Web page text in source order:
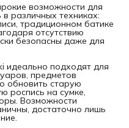
возможности для
различных техниках:
традиционном батике
отсутствию
безопасны даже для
идеально подходят для
предметов
обновить старую
роспись на сумке,
Возможности
достаточно лишь